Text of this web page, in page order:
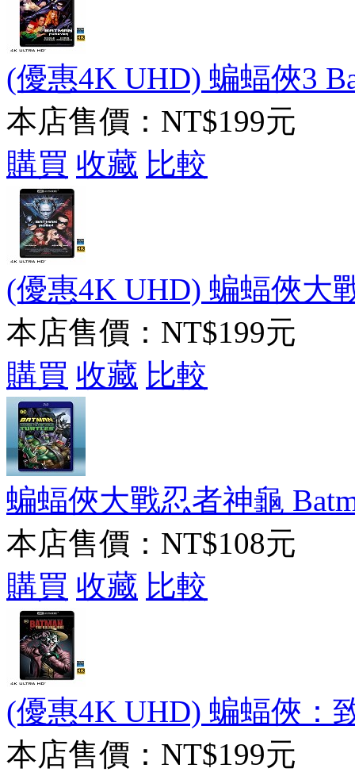
(優惠4K UHD) 蝙蝠俠3
本店售價： NT$199元
購買 收藏 比較
(優惠4K UHD) 蝙蝠俠大
本店售價： NT$199元
購買 收藏 比較
蝙蝠俠大戰忍者神龜
本店售價： NT$108元
購買 收藏 比較
(優惠4K UHD) 蝙蝠俠：
本店售價： NT$199元